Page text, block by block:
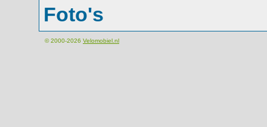
Foto's
© 2000-2026 Velomobiel.nl